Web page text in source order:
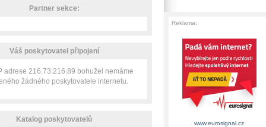
Partner sekce:
Váš poskytovatel připojení
adrese 216.73.216.89 bohužel nemáme
žádného poskytovatele internetu.
Katalog poskytovatelů
Reklama:
www.eurosignal.cz